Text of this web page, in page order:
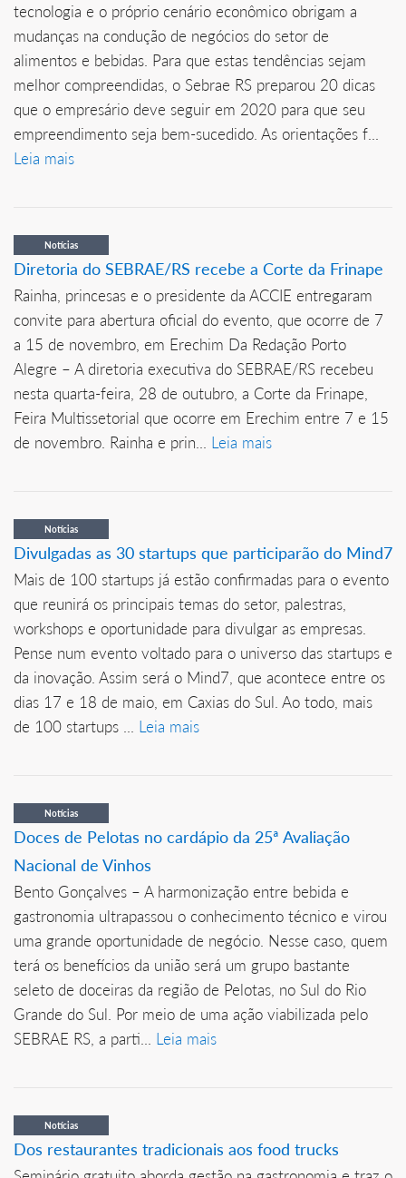
tecnologia e o próprio cenário econômico obrigam a
mudanças na condução de negócios do setor de
alimentos e bebidas. Para que estas tendências sejam
melhor compreendidas, o Sebrae RS preparou 20 dicas
que o empresário deve seguir em 2020 para que seu
empreendimento seja bem-sucedido. As orientações f...
Leia mais
Notícias
Diretoria do SEBRAE/RS recebe a Corte da Frinape
Rainha, princesas e o presidente da ACCIE entregaram
convite para abertura oficial do evento, que ocorre de 7
a 15 de novembro, em Erechim Da Redação Porto
Alegre – A diretoria executiva do SEBRAE/RS recebeu
nesta quarta-feira, 28 de outubro, a Corte da Frinape,
Feira Multissetorial que ocorre em Erechim entre 7 e 15
de novembro. Rainha e prin... Leia mais
Notícias
Divulgadas as 30 startups que participarão do Mind7
Mais de 100 startups já estão confirmadas para o evento
que reunirá os principais temas do setor, palestras,
workshops e oportunidade para divulgar as empresas.
Pense num evento voltado para o universo das startups e
da inovação. Assim será o Mind7, que acontece entre os
dias 17 e 18 de maio, em Caxias do Sul. Ao todo, mais
de 100 startups ... Leia mais
Notícias
Doces de Pelotas no cardápio da 25ª Avaliação
Nacional de Vinhos
Bento Gonçalves – A harmonização entre bebida e
gastronomia ultrapassou o conhecimento técnico e virou
uma grande oportunidade de negócio. Nesse caso, quem
terá os benefícios da união será um grupo bastante
seleto de doceiras da região de Pelotas, no Sul do Rio
Grande do Sul. Por meio de uma ação viabilizada pelo
SEBRAE RS, a parti... Leia mais
Notícias
Dos restaurantes tradicionais aos food trucks